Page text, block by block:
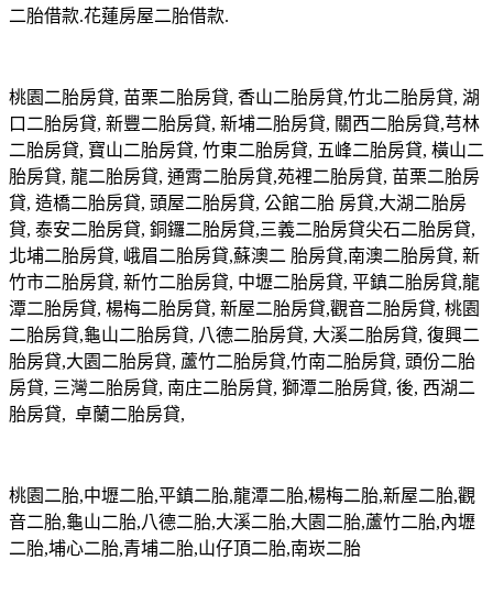
二胎借款.花蓮房屋二胎借款.
桃園二胎房貸, 苗栗二胎房貸, 香山二胎房貸,竹北二胎房貸, 湖
口二胎房貸, 新豐二胎房貸, 新埔二胎房貸, 關西二胎房貸,芎林
二胎房貸, 寶山二胎房貸, 竹東二胎房貸, 五峰二胎房貸, 橫山二
胎房貸, 龍二胎房貸, 通霄二胎房貸,苑裡二胎房貸, 苗栗二胎房
貸, 造橋二胎房貸, 頭屋二胎房貸, 公館二胎 房貸,大湖二胎房
貸, 泰安二胎房貸, 銅鑼二胎房貸,三義二胎房貸尖石二胎房貸,
北埔二胎房貸, 峨眉二胎房貸,蘇澳二 胎房貸,南澳二胎房貸, 新
竹市二胎房貸, 新竹二胎房貸, 中壢二胎房貸, 平鎮二胎房貸,龍
潭二胎房貸, 楊梅二胎房貸, 新屋二胎房貸,觀音二胎房貸, 桃園
二胎房貸,龜山二胎房貸, 八德二胎房貸, 大溪二胎房貸, 復興二
胎房貸,大園二胎房貸, 蘆竹二胎房貸,竹南二胎房貸, 頭份二胎
房貸, 三灣二胎房貸, 南庄二胎房貸, 獅潭二胎房貸, 後, 西湖二
胎房貸, 卓蘭二胎房貸,
桃園二胎,中壢二胎,平鎮二胎,龍潭二胎,楊梅二胎,新屋二胎,觀
音二胎,龜山二胎,八德二胎,大溪二胎,大園二胎,蘆竹二胎,內壢
二胎,埔心二胎,青埔二胎,山仔頂二胎,南崁二胎